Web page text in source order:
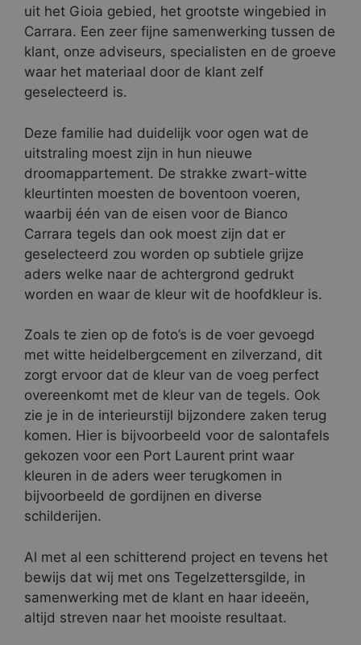
uit het Gioia gebied, het grootste wingebied in
Carrara. Een zeer fijne samenwerking tussen de
klant, onze adviseurs, specialisten en de groeve
waar het materiaal door de klant zelf
geselecteerd is.
Deze familie had duidelijk voor ogen wat de
uitstraling moest zijn in hun nieuwe
droomappartement. De strakke zwart-witte
kleurtinten moesten de boventoon voeren,
waarbij één van de eisen voor de Bianco
Carrara tegels dan ook moest zijn dat er
geselecteerd zou worden op subtiele grijze
aders welke naar de achtergrond gedrukt
worden en waar de kleur wit de hoofdkleur is.
Zoals te zien op de foto’s is de voer gevoegd
met witte heidelbergcement en zilverzand, dit
zorgt ervoor dat de kleur van de voeg perfect
overeenkomt met de kleur van de tegels. Ook
zie je in de interieurstijl bijzondere zaken terug
komen. Hier is bijvoorbeeld voor de salontafels
gekozen voor een Port Laurent print waar
kleuren in de aders weer terugkomen in
bijvoorbeeld de gordijnen en diverse
schilderijen.
Al met al een schitterend project en tevens het
bewijs dat wij met ons Tegelzettersgilde, in
samenwerking met de klant en haar ideeën,
altijd streven naar het mooiste resultaat.